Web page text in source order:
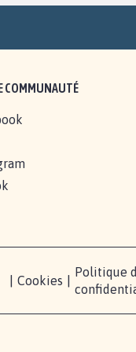
COMMUNAUTÉ
Cookies
Politique